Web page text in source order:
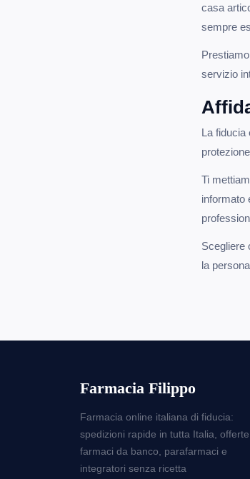
casa
sempre
servizio
La fiducia
Ti
informato
Scegliere
la
Farmacia Filippo
Farmacia online italiana di fiducia:
spedizioni rapide in tutta Italia,
farmaci da banco, parafarmaci e
integratori senza ricetta